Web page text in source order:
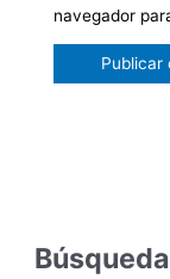
navegador